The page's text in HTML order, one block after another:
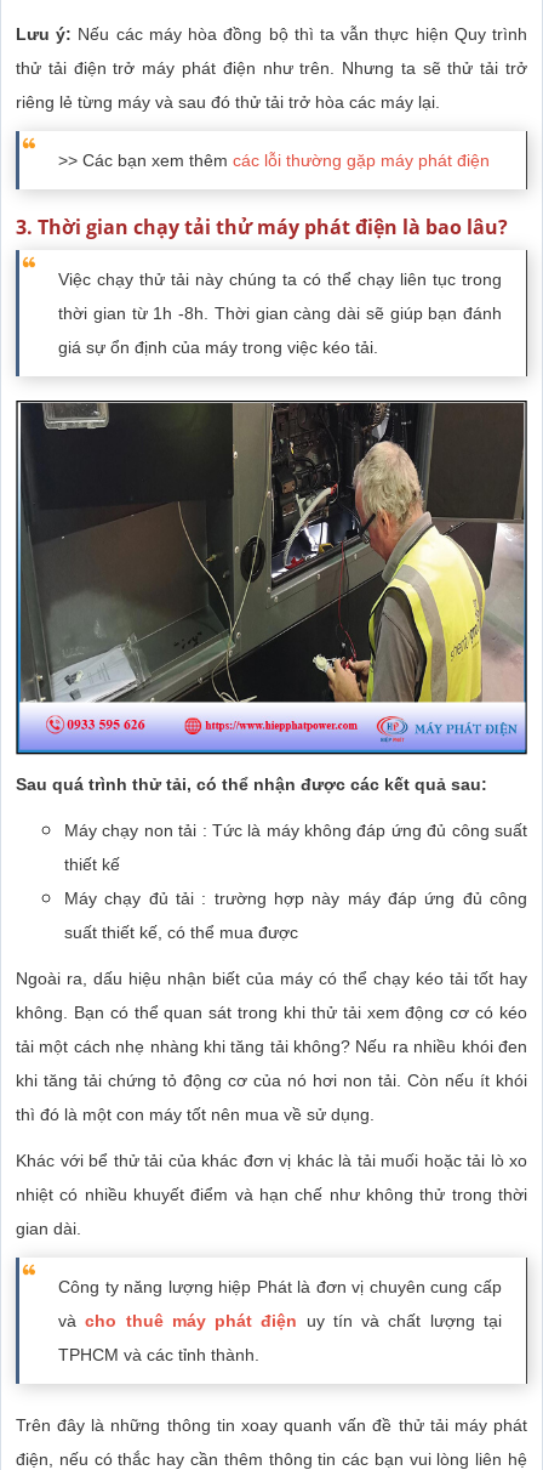
Lưu ý: Nếu các máy hòa đồng bộ thì ta vẫn thực hiện Quy trình
thử tải điện trở máy phát điện như trên. Nhưng ta sẽ thử tải trở
riêng lẻ từng máy và sau đó thử tải trở hòa các máy lại.
>> Các bạn xem thêm các lỗi thường gặp máy phát điện
3. Thời gian chạy tải thử máy phát điện là bao lâu?
Việc chạy thử tải này chúng ta có thể chạy liên tục trong
thời gian từ 1h -8h. Thời gian càng dài sẽ giúp bạn đánh
giá sự ổn định của máy trong việc kéo tải.
Sau quá trình thử tải, có thể nhận được các kết quả sau:
Máy chạy non tải : Tức là máy không đáp ứng đủ công suất
thiết kế
Máy chạy đủ tải : trường hợp này máy đáp ứng đủ công
suất thiết kế, có thể mua được
Ngoài ra, dấu hiệu nhận biết của máy có thể chạy kéo tải tốt hay
không. Bạn có thể quan sát trong khi thử tải xem động cơ có kéo
tải một cách nhẹ nhàng khi tăng tải không? Nếu ra nhiều khói đen
khi tăng tải chứng tỏ động cơ của nó hơi non tải. Còn nếu ít khói
thì đó là một con máy tốt nên mua về sử dụng.
Khác với bể thử tải của khác đơn vị khác là tải muối hoặc tải lò xo
nhiệt có nhiều khuyết điểm và hạn chế như không thử trong thời
gian dài.
Công ty năng lượng hiệp Phát là đơn vị chuyên cung cấp
vàcho thuê máy phát điện uy tín và chất lượng tại
TPHCM và các tỉnh thành.
Trên đây là những thông tin xoay quanh vấn đề thử tải máy phát
điện, nếu có thắc hay cần thêm thông tin các bạn vui lòng liên hệ